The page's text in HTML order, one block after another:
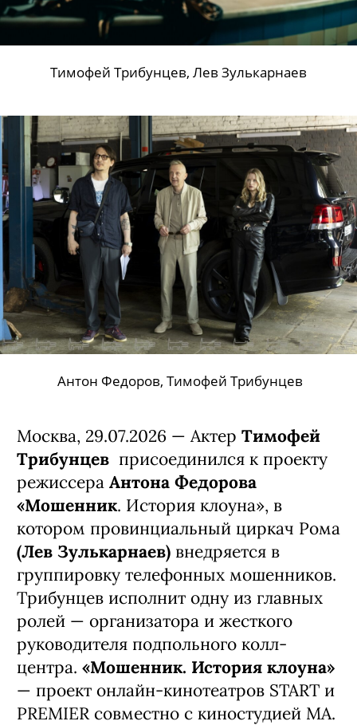
Тимофей Трибунцев, Лев Зулькарнаев
Антон Федоров, Тимофей Трибунцев
Москва, 29.07.2026 — Актер Тимофей
Трибунцев присоединился к проекту
режиссера Антона Федорова
«Мошенник. История клоуна», в
котором провинциальный циркач Рома
(Лев Зулькарнаев) внедряется в
группировку телефонных мошенников.
Трибунцев исполнит одну из главных
ролей — организатора и жесткого
руководителя подпольного колл-
центра. «Мошенник. История клоуна»
— проект онлайн-кинотеатров START и
PREMIER совместно с киностудией MA.